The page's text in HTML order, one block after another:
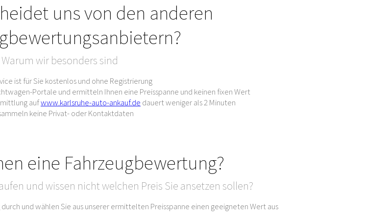
uns von den anderen
Warum wir besonders sind
ist für Sie kostenlos und ohne Registrierung
Portale und ermitteln Ihnen eine Preisspanne und keinen fixen Wert
aufwww.karlsruhe-auto-ankauf.de dauert weniger als 2 Minuten
keine Privat- oder Kontaktdaten
eine Fahrzeugbewertung?
und wissen nicht welchen Preis Sie ansetzen sollen?
und wählen Sie aus unserer ermittelten Preisspanne einen geeigneten Wert aus